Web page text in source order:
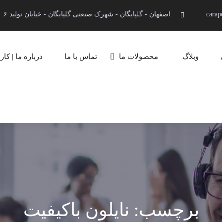
اصفهان - گلپایگان - شهرک صنعتی گلپایگان - خیابان تولید ۶
وبلاگ محصولات ما تماس با ما درباره ما |
برچسب: نایلون باکیفیت